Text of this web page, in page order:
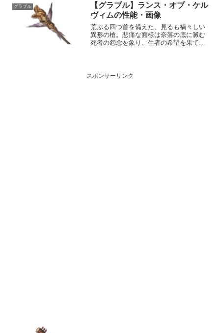
義レクイエム敵に火属性3.5倍ダメージ
〔減衰値...
グラブル
【グラブル】ランス・オブ・ケル
ヴィムの性能・画像
荒ぶる四つ首を備えた、見るも禍々しい
異形の槍。悲痛な面様は奈落の底に澱む
死者の怨念を象り、生者の希望を果てな
属性4.0倍ダメージ...
スポンサーリンク